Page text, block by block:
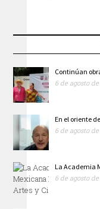
Continúan
6 de agosto
En el oriente
6 de agosto
La Academia
6 de agosto